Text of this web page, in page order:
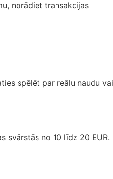
norādiet transakcijas
spēlēt par reālu naudu vai
svārstās no 10 līdz 20 EUR.